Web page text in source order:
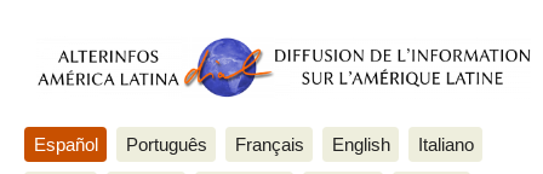
Español Português Français English Italiano